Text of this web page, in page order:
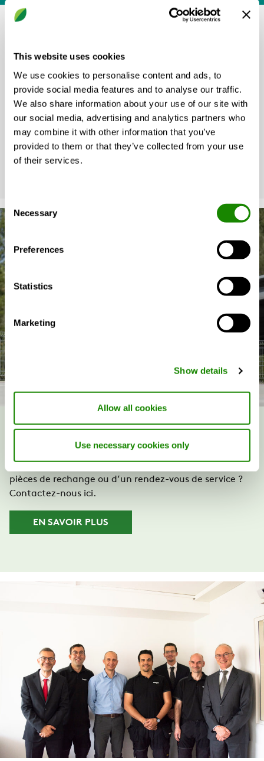
This website uses cookies
We use cookies to personalise content and ads, to
provide social media features and to analyse our traffic.
We also share information about your use of our site with
our social media, advertising and analytics partners who
may combine it with other information that you’ve
provided to them or that they’ve collected from your use
of their services.
Selection
Necessary
Preferences
Statistics
Marketing
Show details
Allow all cookies
Use necessary cookies only
différents scénarios de construction, quelques
connaissances de base sont requises. Si vous avez le
sentiment de ne pas les maîtriser, nos guides vous
aideront à choisir les meilleures options de ventilation.
GUIDES
pièces de rechange ou d’un rendez-vous de service ?
Contactez-nous ici.
EN SAVOIR PLUS